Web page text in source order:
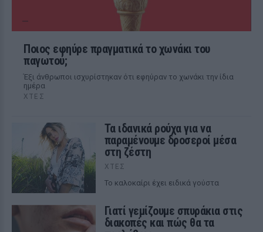
Ποιος εφηύρε πραγματικά το χωνάκι του
παγωτού;
Έξι άνθρωποι ισχυρίστηκαν ότι εφηύραν το χωνάκι την ίδια
ημέρα
ΧΤΕΣ
Τα ιδανικά ρούχα για να
παραμένουμε δροσεροί μέσα
στη ζέστη
ΧΤΕΣ
To καλοκαίρι έχει ειδικά γούστα
Γιατί γεμίζουμε σπυράκια στις
διακοπές και πώς θα τα